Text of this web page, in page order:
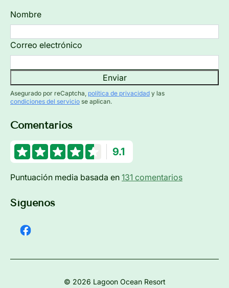
Nombre
Correo electrónico
Enviar
Asegurado por reCaptcha, política de privacidad y las
condiciones del servicio se aplican.
Comentarios
9.1
Puntuación media basada en 131 comentarios
Síguenos
© 2026 Lagoon Ocean Resort